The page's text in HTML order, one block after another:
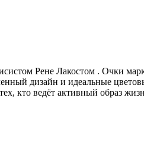
Рене Лакостом . Очки
дизайн и идеальные
кто ведёт активный образ